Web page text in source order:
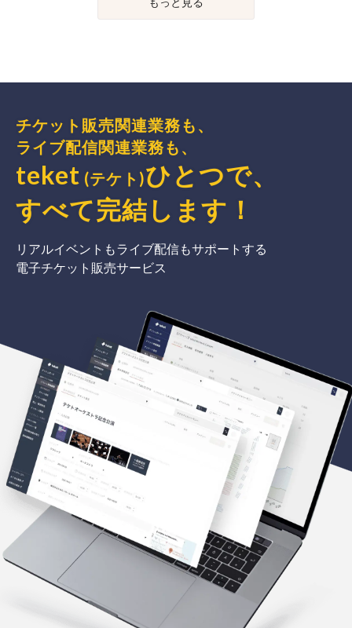
チケット販売関連業務も、
ライブ配信関連業務も、
teket (テケト)ひとつで、
すべて完結 します ！
リアルイベントもライブ配信もサポートする
電子チケット販売サービス